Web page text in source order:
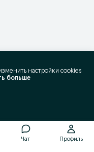
Чат Профиль
настройки cookies
больше